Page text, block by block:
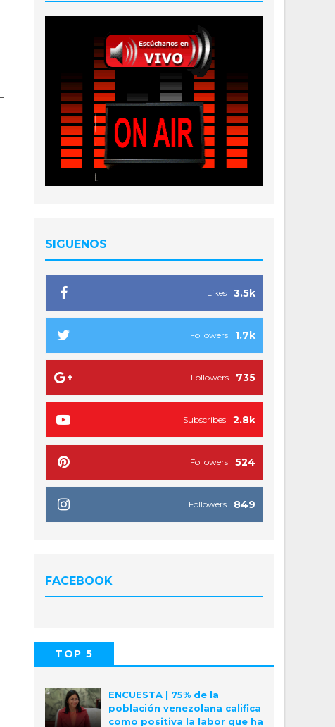
SIGUENOS
3.5k
Likes
1.7k
Followers
735
Followers
2.8k
Subscribes
524
Followers
849
Followers
FACEBOOK
TOP 5
ENCUESTA | 75% de la
población venezolana califica
como positiva la labor que ha